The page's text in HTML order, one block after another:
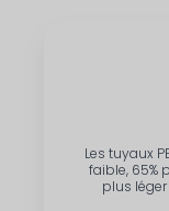
Les tuyaux
faible, 65%
plus